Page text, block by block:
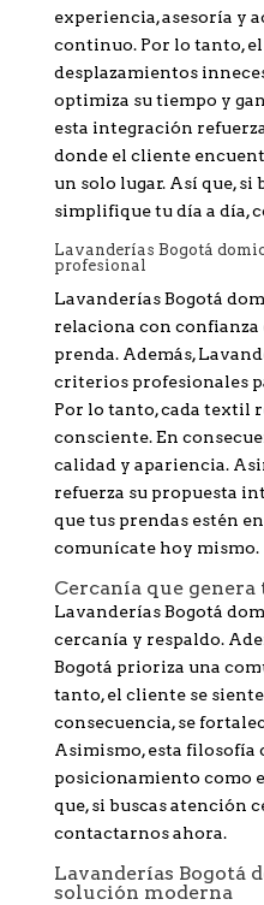
experiencia, asesoría y
continuo. Por lo tanto,
desplazamientos
optimiza su tiempo y
esta integración
donde el cliente
un solo lugar. Así que, si
simplifique tu día a día,
Lavanderías Bogotá
profesional
Lavanderías Bogotá
relaciona con confianza
prenda. Además,
criterios profesionales
Por lo tanto, cada textil
consciente. En
calidad y apariencia.
refuerza su propuesta
que tus prendas estén
comunícate hoy mismo.
Cercanía que
Lavanderías Bogotá
cercanía y respaldo.
Bogotá prioriza una
tanto, el cliente se
consecuencia, se
Asimismo, esta filosofía
posicionamiento como
que, si buscas atención
contactarnos ahora.
Lavanderías Bogotá
solución moderna